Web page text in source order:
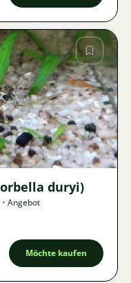
duryi)
• Angebot
Möchte kaufen